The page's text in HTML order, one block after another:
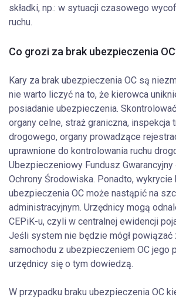
składki, np.: w sytuacji czasowego
ruchu.
Co grozi za brak ubezpieczenia
Kary za brak ubezpieczenia OC są
nie warto liczyć na to, że kierowca
posiadanie ubezpieczenia.
organy celne, straż graniczna, inspekcja
drogowego, organy prowadzące
uprawnione do kontrolowania ruchu
Ubezpieczeniowy Fundusz
Ochrony Środowiska. Ponadto, wykrycie
ubezpieczenia OC może nastąpić na
administracyjnym. Urzędnicy mogą
CEPiK-u, czyli w centralnej ewidencji
Jeśli system nie będzie mógł powiązać
samochodu z ubezpieczeniem OC jego
urzędnicy się o tym dowiedzą.
W przypadku braku ubezpieczenia OC